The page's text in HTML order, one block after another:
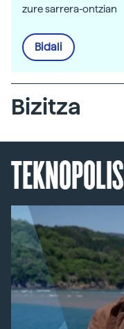
zure sarrera-ontzian
Bidali
Bizitza
TEKNOPOLIS